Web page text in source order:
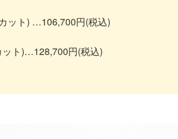
ット) …106,700円(税込)
ト)…128,700円(税込)